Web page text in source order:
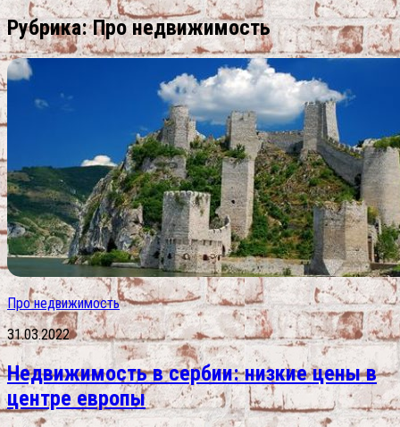
Рубрика:Про недвижимость
Про недвижимость
31.03.2022
Недвижимость в сербии: низкие цены в
центре европы